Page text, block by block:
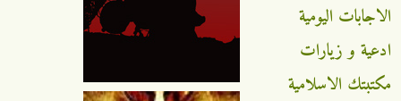
الاجابات اليومية
ادعية و زيارات
مكتبتك الاسلامية